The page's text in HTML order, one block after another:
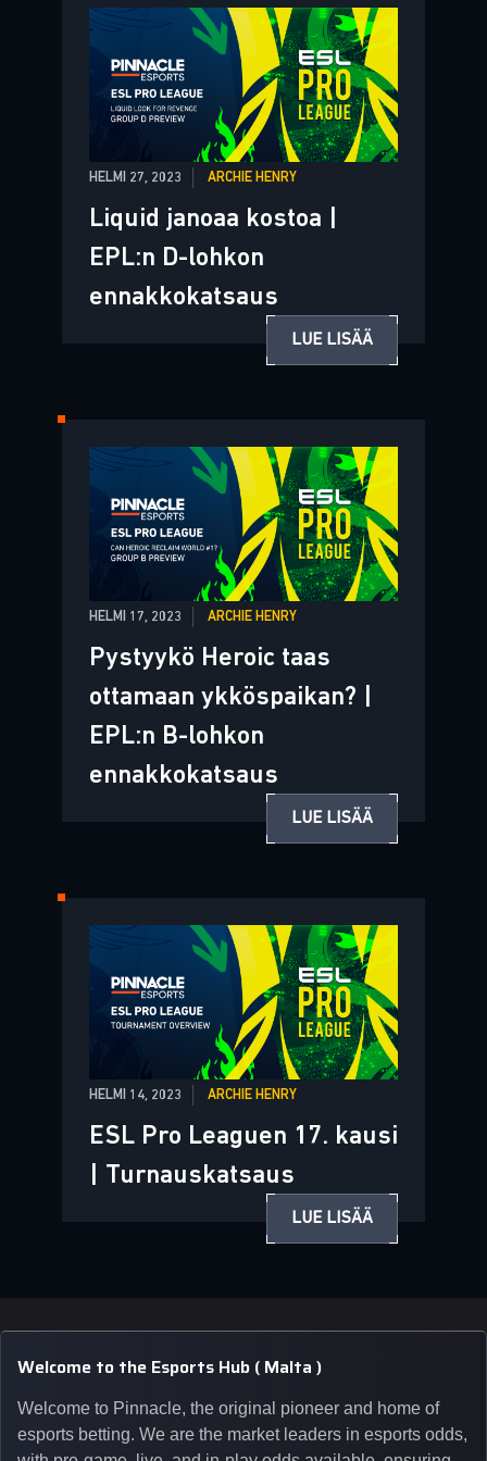
HELMI 27, 2023 ARCHIE HENRY
Liquid janoaa kostoa |
EPL:n D-lohkon
ennakkokatsaus
LUE LISÄÄ
HELMI 17, 2023 ARCHIE HENRY
Pystyykö Heroic taas
ottamaan ykköspaikan? |
EPL:n B-lohkon
ennakkokatsaus
LUE LISÄÄ
HELMI 14, 2023 ARCHIE HENRY
ESL Pro Leaguen 17. kausi
| Turnauskatsaus
LUE LISÄÄ
Welcome to the Esports Hub ( Malta )
Welcome to Pinnacle, the original pioneer and home of
esports betting. We are the market leaders in esports odds,